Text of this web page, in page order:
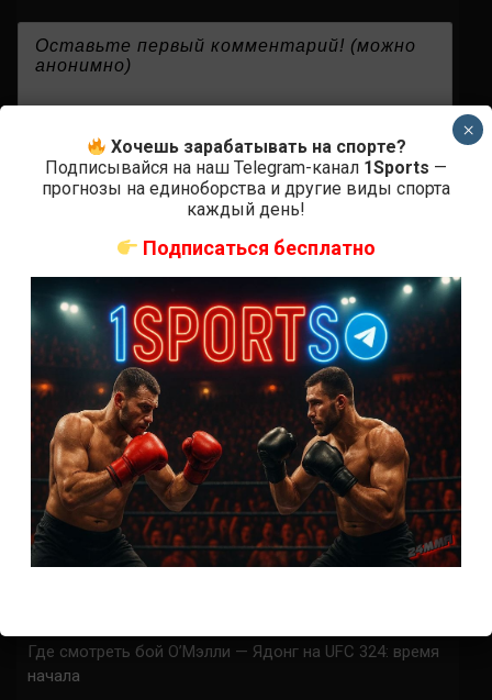
КОММЕНТАРИЕВ
СВЕЖИЕ ЗАПИСИ
ACA 200 прямая трансляция
Марафон боев UFC 325 прямая трансляция
UFC 324 прямая трансляция
Марафон боев UFC 324 прямая трансляция
Где смотреть бой О’Мэлли — Ядонг на UFC 324: время
начала
Хочешь зарабатывать на спорте?
Подписывайся на наш Telegram-канал 1Sports —
прогнозы на единоборства и другие виды спорта
каждый день!
Подписаться бесплатно
×